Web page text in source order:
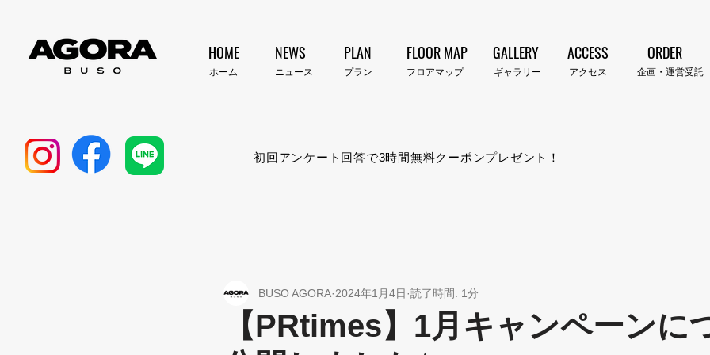
HOME
​ホーム
FLOOR MAP
​フロアマップ
PLAN
​プラン​
GALLERY
​ギャラリー
ACCESS
​アクセス
NEWS
​ニュース
ORDER
企画・運営受託
初回アンケート回答で3時間無料クーポンプレゼント！
【PRtimes】1月キャンペーンに
BUSO AGORA 2024年1月4日 読了時間: 1分